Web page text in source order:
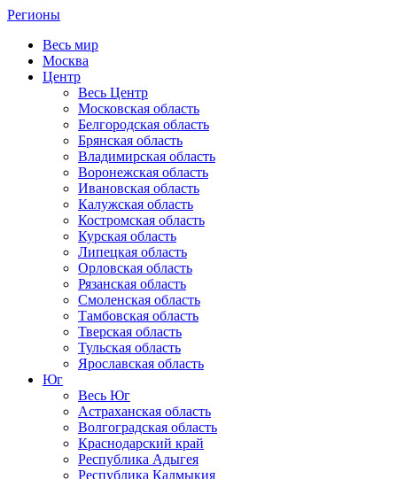
Регионы
Весь мир
Москва
Центр
Весь Центр
Московская область
Белгородская область
Брянская область
Владимирская область
Воронежская область
Ивановская область
Калужская область
Костромская область
Курская область
Липецкая область
Орловская область
Рязанская область
Смоленская область
Тамбовская область
Тверская область
Тульская область
Ярославская область
Юг
Весь Юг
Астраханская область
Волгоградская область
Краснодарский край
Республика Адыгея
Республика Калмыкия